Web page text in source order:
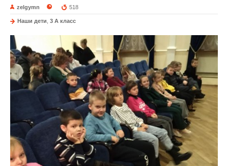
zelgymn 518
Наши дети 3 А класс